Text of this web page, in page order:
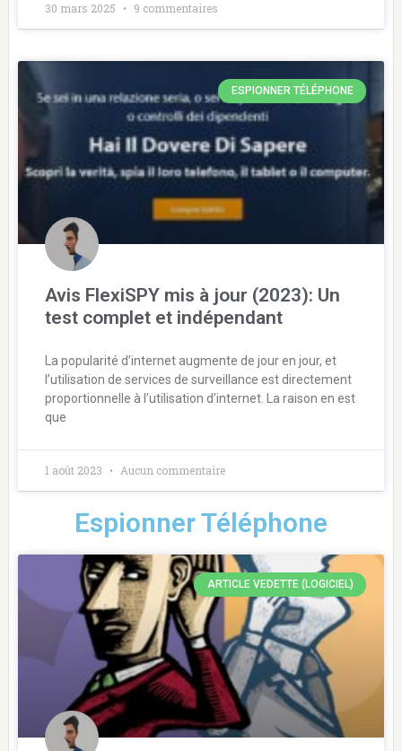
30 mars 2025 9 commentaires
ESPIONNER TÉLÉPHONE
Avis FlexiSPY mis à jour (2023): Un
test complet et indépendant
La popularité d’internet augmente de jour en jour, et
l’utilisation de services de surveillance est directement
proportionnelle à l’utilisation d’internet. La raison en est
que
1 août 2023 Aucun commentaire
Espionner Téléphone
ARTICLE VEDETTE (LOGICIEL)